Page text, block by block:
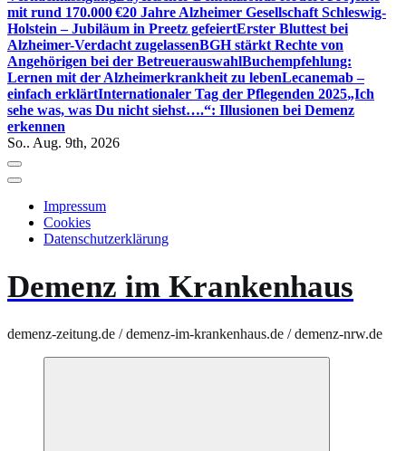
mit rund 170.000 €20 Jahre Alzheimer Gesellschaft Schleswig-
Holstein – Jubiläum in Preetz gefeiertErster Bluttest bei
Alzheimer-Verdacht zugelassenBGH stärkt Rechte von
Angehörigen bei der BetreuerauswahlBuchempfehlung:
Lernen mit der Alzheimerkrankheit zu lebenLecanemab –
einfach erklärtInternationaler Tag der Pflegenden 2025„Ich
sehe was, was Du nicht siehst….“: Illusionen bei Demenz
erkennen
So.. Aug. 9th, 2026
Impressum
Cookies
Datenschutzerklärung
Demenz im Krankenhaus
demenz-zeitung.de / demenz-im-krankenhaus.de / demenz-nrw.de